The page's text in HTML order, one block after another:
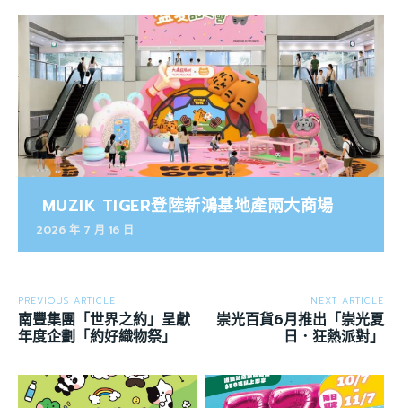
MUZIK TIGER登陸新鴻基地產兩大商場
2026 年 7 月 16 日
PREVIOUS ARTICLE
南豐集團「世界之約」呈獻
年度企劃「約好織物祭」
NEXT ARTICLE
崇光百貨6月推出「崇光夏
日．狂熱派對」